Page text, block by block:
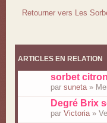
Retourner vers Les
ARTICLES EN RELATION
sorbet citron
par suneta »
Degré Brix
par Victoria »